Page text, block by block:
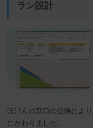
ラン設計
ほけんの窓口の登場によ
にかわりました。